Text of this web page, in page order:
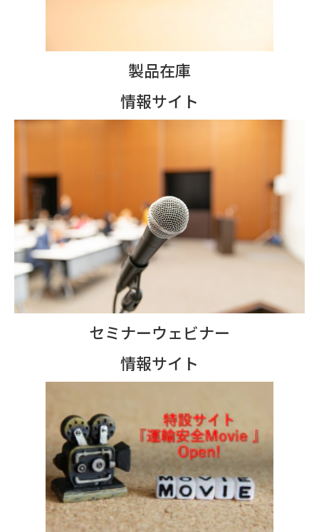
製品在庫
情報サイト
セミナーウェビナー
情報サイト